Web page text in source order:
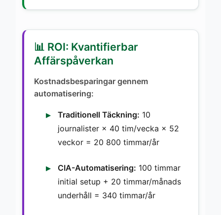
📊 ROI: Kvantifierbar
Affärspåverkan
Kostnadsbesparingar gennem
automatisering:
Traditionell Täckning: 10
journalister × 40 tim/vecka × 52
veckor = 20 800 timmar/år
CIA-Automatisering: 100 timmar
initial setup + 20 timmar/månads
underhåll = 340 timmar/år